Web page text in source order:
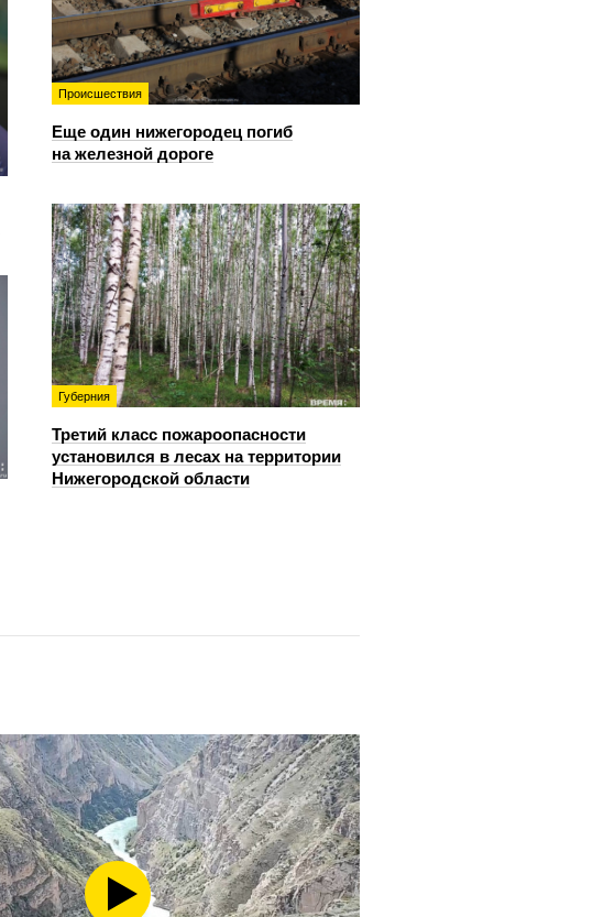
Происшествия
Еще один нижегородец погиб
на железной дороге
Губерния
Третий класс пожароопасности
установился в лесах на территории
Нижегородской области